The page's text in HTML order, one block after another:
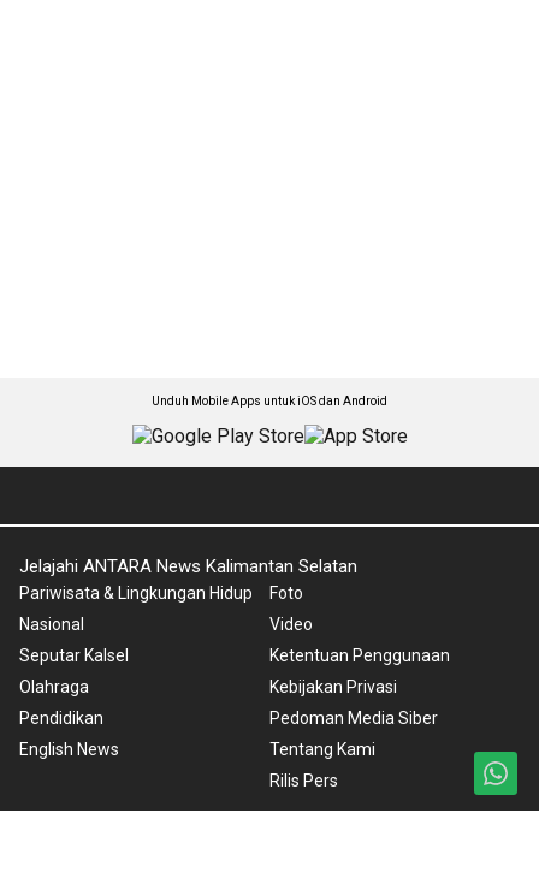
Unduh Mobile Apps untuk iOS dan Android
Jelajahi ANTARA News Kalimantan Selatan
Pariwisata & Lingkungan Hidup
Nasional
Seputar Kalsel
Olahraga
Pendidikan
English News
Foto
Video
Ketentuan Penggunaan
Kebijakan Privasi
Pedoman Media Siber
Tentang Kami
Rilis Pers